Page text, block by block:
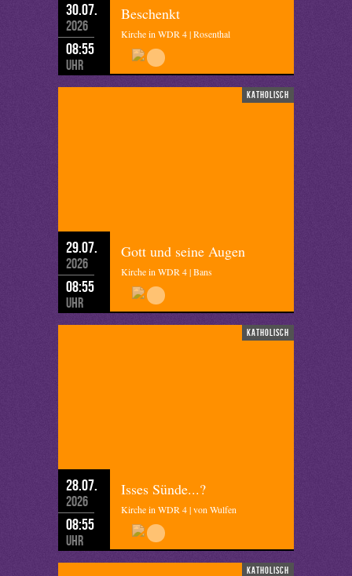
30.07.
2026
08:55
Uhr
Beschenkt
Kirche in WDR 4 | Rosenthal
katholisch
29.07.
2026
08:55
Uhr
Gott und seine Augen
Kirche in WDR 4 | Bans
katholisch
28.07.
2026
08:55
Uhr
Isses Sünde...?
Kirche in WDR 4 | von Wulfen
katholisch